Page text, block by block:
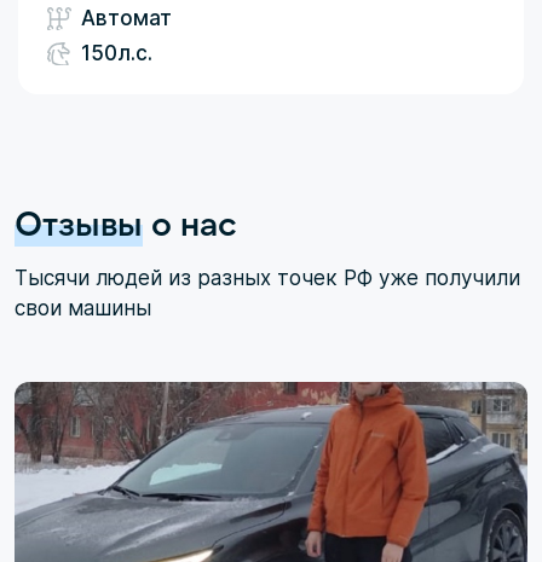
Автомат
150л.с.
Отзывы о нас
Тысячи людей из разных точек РФ уже получили
свои машины